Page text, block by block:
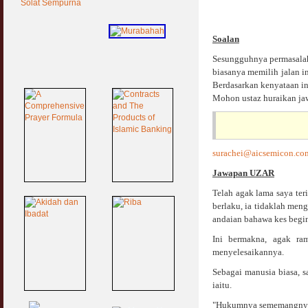
Soalan
Sesungguhnya
biasanya memilih jalan
Berdasarkan kenyataan
Mohon ustaz huraikan
Jawapan UZAR
Telah agak lama saya
berlaku, ia tidaklah
andaian bahawa kes
Ini bermakna, agak
menyelesaikannya.
Sebagai manusia biasa,
iaitu.
"Hukumnya